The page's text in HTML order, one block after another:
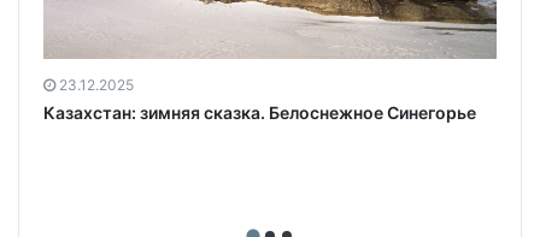
23.12.2025
Казахстан: зимняя сказка. Белоснежное Синегорье